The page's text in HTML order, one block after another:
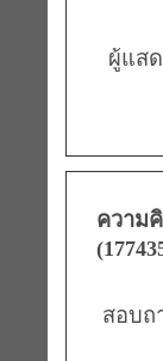
ผู้แส
ความ
สอบถ